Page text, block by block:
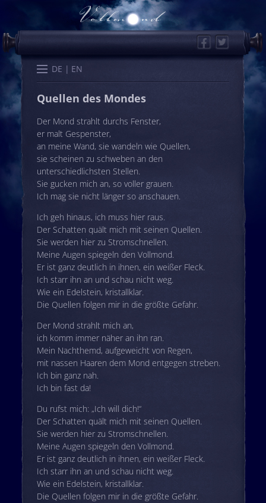
FacebookTwitter
DE EN
Start Kalender Karten
Quellen des Mondes
Der Mond strahlt durchs Fenster,
er malt Gespenster,
an meine Wand, sie wandeln wie Quellen,
sie scheinen zu schweben an den
unterschiedlichsten Stellen.
Sie gucken mich an, so voller grauen.
Ich mag sie nicht länger so anschauen.
Ich geh hinaus, ich muss hier raus.
Der Schatten quält mich mit seinen Quellen.
Sie werden hier zu Stromschnellen.
Meine Augen spiegeln den Vollmond.
Er ist ganz deutlich in ihnen, ein weißer Fleck.
Ich starr ihn an und schau nicht weg.
Wie ein Edelstein, kristallklar.
Die Quellen folgen mir in die größte Gefahr.
Der Mond strahlt mich an,
ich komm immer näher an ihn ran.
Mein Nachthemd, aufgeweicht von Regen,
mit nassen Haaren dem Mond entgegen streben.
Ich bin ganz nah.
Ich bin fast da!
Du rufst mich: „Ich will dich!“
Der Schatten quält mich mit seinen Quellen.
Sie werden hier zu Stromschnellen.
Meine Augen spiegeln den Vollmond.
Er ist ganz deutlich in ihnen, ein weißer Fleck.
Ich starr ihn an und schau nicht weg.
Wie ein Edelstein, kristallklar.
Die Quellen folgen mir in die größte Gefahr.